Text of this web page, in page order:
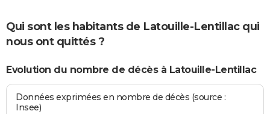
Qui sont les habitants de Latouille-Lentillac qui
nous ont quittés ?
Evolution du nombre de décès à Latouille-Lentillac
Données exprimées en nombre de décès (source :
Insee)